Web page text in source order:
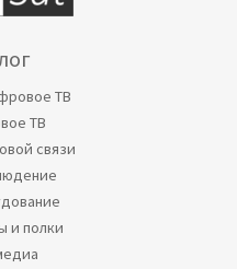
ТВ
ТВ
связи
и полки